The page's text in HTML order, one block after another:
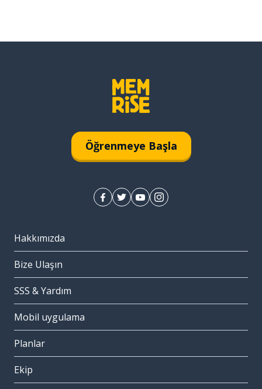
Öğrenmeye Başla
Hakkımızda
Bize Ulaşın
SSS & Yardım
Mobil uygulama
Planlar
Ekip